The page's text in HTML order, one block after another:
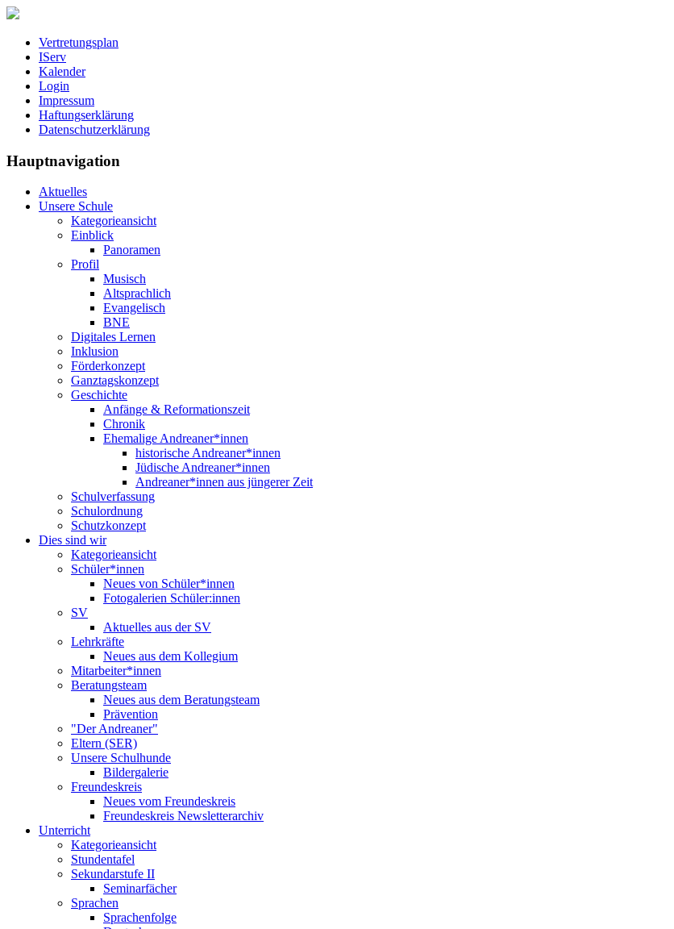
Vertretungsplan
IServ
Kalender
Login
Impressum
Haftungserklärung
Datenschutzerklärung
Hauptnavigation
Aktuelles
Unsere Schule
Kategorieansicht
Einblick
Panoramen
Profil
Musisch
Altsprachlich
Evangelisch
BNE
Digitales Lernen
Inklusion
Förderkonzept
Ganztagskonzept
Geschichte
Anfänge & Reformationszeit
Chronik
Ehemalige Andreaner*innen
historische Andreaner*innen
Jüdische Andreaner*innen
Andreaner*innen aus jüngerer Zeit
Schulverfassung
Schulordnung
Schutzkonzept
Dies sind wir
Kategorieansicht
Schüler*innen
Neues von Schüler*innen
Fotogalerien Schüler:innen
SV
Aktuelles aus der SV
Lehrkräfte
Neues aus dem Kollegium
Mitarbeiter*innen
Beratungsteam
Neues aus dem Beratungsteam
Prävention
"Der Andreaner"
Eltern (SER)
Unsere Schulhunde
Bildergalerie
Freundeskreis
Neues vom Freundeskreis
Freundeskreis Newsletterarchiv
Unterricht
Kategorieansicht
Stundentafel
Sekundarstufe II
Seminarfächer
Sprachen
Sprachenfolge